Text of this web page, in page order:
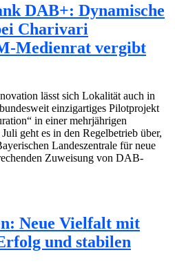
DAB+: Dynamische
Charivari
Medienrat vergibt
lässt sich Lokalität auch in
einzigartiges Pilotprojekt
in einer mehrjährigen
geht es in den Regelbetrieb über,
Landeszentrale für neue
Zuweisung von DAB-
Neue Vielfalt mit
und stabilen